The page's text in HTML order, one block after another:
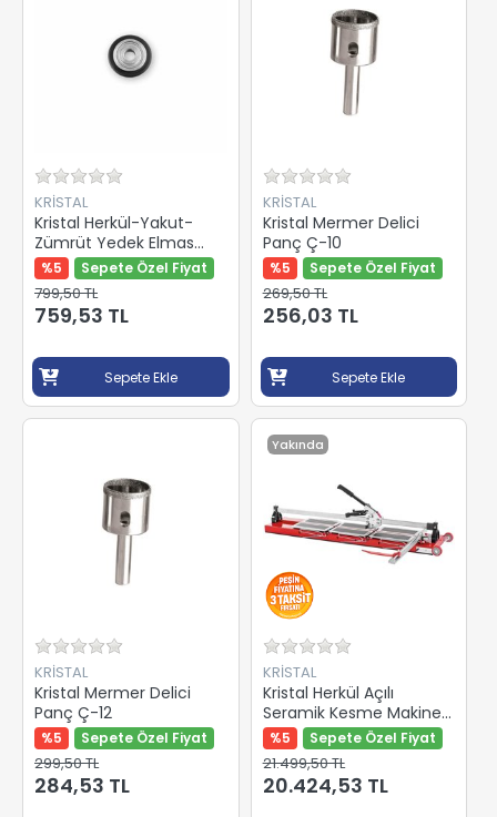
KRİSTAL
Kristal Herkül-Yakut-
Zümrüt Yedek Elmas
Takım 35574
%5 Sepete Özel Fiyat
799,50 TL
759,53 TL
Sepete Ekle
KRİSTAL
Kristal Mermer Delici
Panç Ç-10
%5 Sepete Özel Fiyat
269,50 TL
256,03 TL
Sepete Ekle
KRİSTAL
Kristal Mermer Delici
Panç Ç-12
%5 Sepete Özel Fiyat
299,50 TL
284,53 TL
Yakında
KRİSTAL
Kristal Herkül Açılı
Seramik Kesme Makinesi
935 mm 35502
%5 Sepete Özel Fiyat
21.499,50 TL
20.424,53 TL